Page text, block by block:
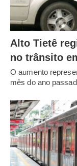
Alto Tietê
no trânsito
O aumento
mês do ano